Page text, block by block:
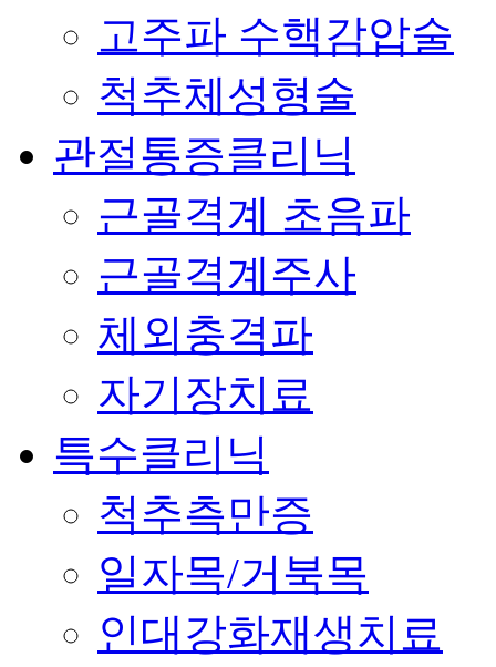
고주파 수핵감압술
척추체성형술
관절통증클리닉
근골격계 초음파
근골격계주사
체외충격파
자기장치료
특수클리닉
척추측만증
일자목/거북목
인대강화재생치료